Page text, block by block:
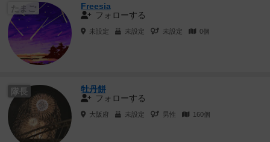
たまご
Freesia
フォローする
未設定 未設定 未設定 0個
隊長
牡丹餅
フォローする
大阪府 未設定 男性 160個